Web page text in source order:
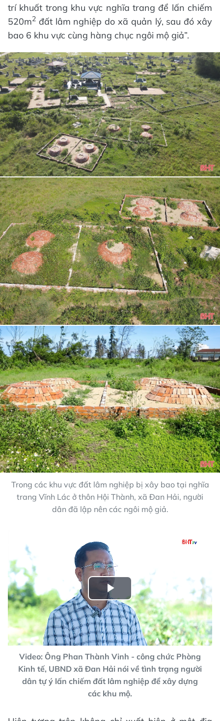
trí khuất trong khu vực nghĩa trang để lấn chiếm
520m2 đất lâm nghiệp do xã quản lý, sau đó xây
bao 6 khu vực cùng hàng chục ngôi mộ giả”.
Trong các khu vực đất lâm nghiệp bị xây bao tại nghĩa
trang Vĩnh Lác ở thôn Hội Thành, xã Đan Hải, người
dân đã lập nên các ngôi mộ giả.
Play
Video
Video: Ông Phan Thành Vinh - công chức Phòng
Kinh tế, UBND xã Đan Hải nói về tình trạng người
dân tự ý lấn chiếm đất lâm nghiệp để xây dựng
các khu mộ.